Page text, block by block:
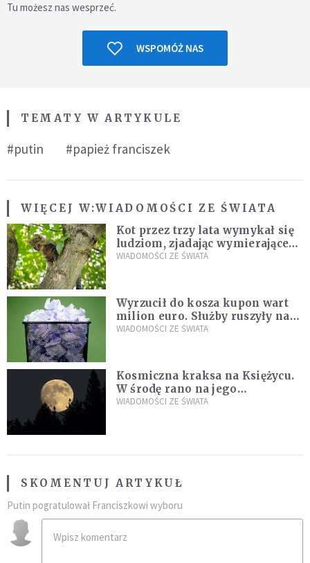
Tu możesz nas wesprzeć.
WSPOMÓŻ NAS
TEMATY W ARTYKULE
#putin #papież franciszek
WIĘCEJ W:WIADOMOŚCI ZE ŚWIATA
Kot przez trzy lata wymykał się
ludziom, zjadając wymierające
kaczki. W końcu popełnił
WIADOMOŚCI ZE ŚWIATA
Wyrzucił do kosza kupon wart
milion euro. Służby ruszyły na
poszukiwania
WIADOMOŚCI ZE ŚWIATA
Kosmiczna kraksa na Księżycu.
W środę rano na jego
powierzchni dojdzie do
WIADOMOŚCI ZE ŚWIATA
SKOMENTUJ ARTYKUŁ
Putin pogratulował Franciszkowi wyboru